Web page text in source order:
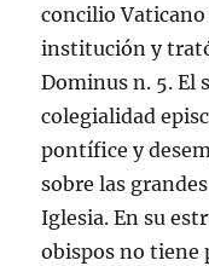
concilio
institución y
Dominus n. 5. El
colegialidad
pontí­fice y
sobre las
Iglesia. En su
obispos no tiene